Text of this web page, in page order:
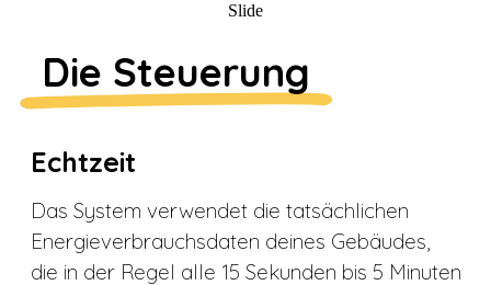
Slide
Die Steuerung
Echtzeit
Das System verwendet die tatsächlichen
Energieverbrauchsdaten deines Gebäudes,
die in der Regel alle 15 Sekunden bis 5 Minuten